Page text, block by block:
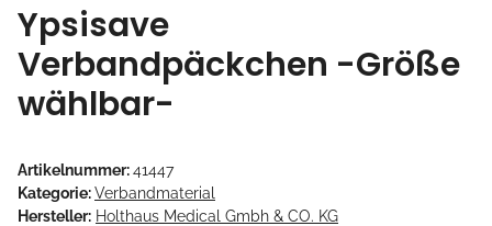
Ypsisave
Verbandpäckchen -Größe
wählbar-
Artikelnummer:41447
Kategorie:Verbandmaterial
Hersteller: Holthaus Medical Gmbh & CO. KG